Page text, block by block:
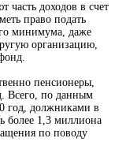
часть доходов в счет
право подать
минимума, даже
организацию,
пенсионеры,
Всего, по данным
год, должниками в
более 1,3 миллиона
по поводу